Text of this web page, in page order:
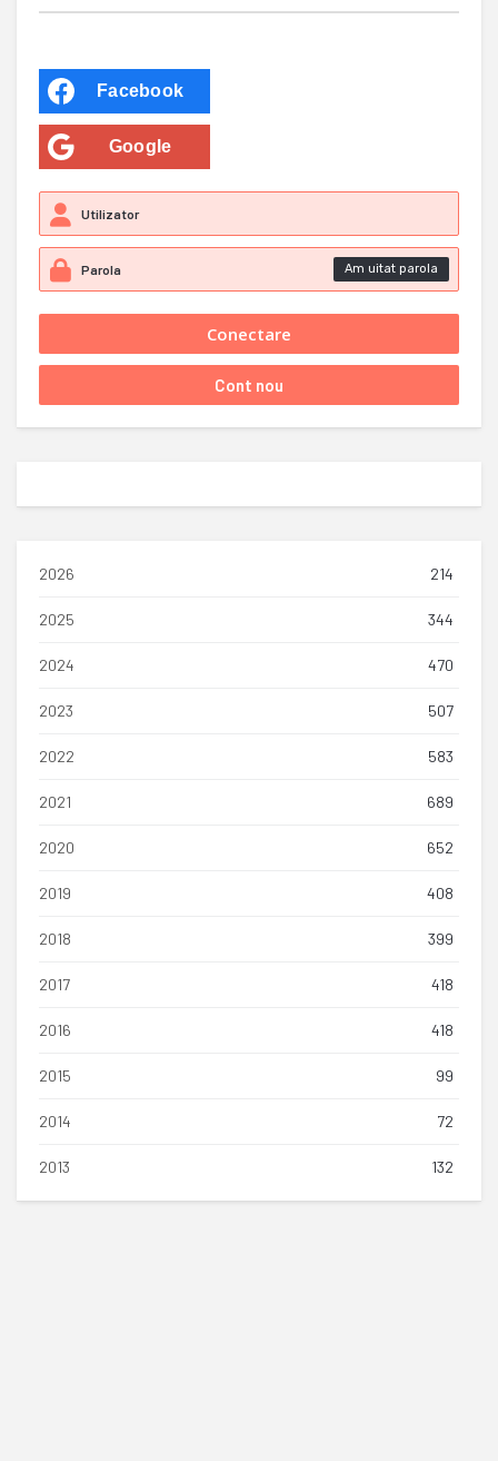
Facebook
Google
Am uitat parola
2026 214
2025 344
2024 470
2023 507
2022 583
2021 689
2020 652
2019 408
2018 399
2017 418
2016 418
2015 99
2014 72
2013 132